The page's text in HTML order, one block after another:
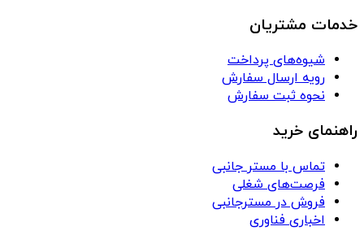
خدمات مشتریان
شیوه‌های پرداخت
رویه ارسال سفارش
نحوه ثبت سفارش
راهنمای خرید
تماس با مستر جانبی
فرصت‌های شغلی
فروش در مسترجانبی
اخباری فناوری